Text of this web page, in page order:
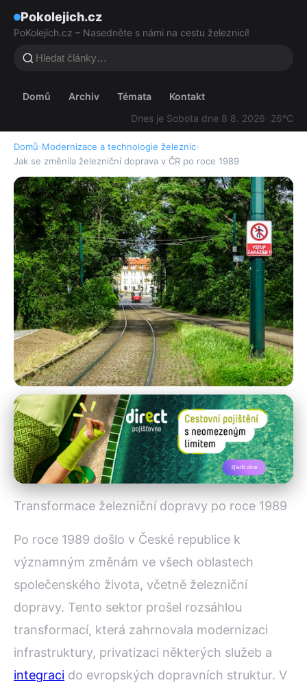
Pokolejich.cz
PoKolejích.cz – Nasedněte s námi na cestu železnicí!
Domů Archiv Témata
Kontakt
Dnes je Sobota dne 8 8. 2026· 26°C
Domů›Modernizace a technologie železnic›
Jak se změnila železniční doprava v ČR po roce 1989
Modernizace a technologie železnic
Jak se změnila železniční
doprava v ČR po roce 1989
Transformace železniční dopravy po roce 1989
Po roce 1989 došlo v České republice k
významným změnám ve všech oblastech
společenského života, včetně železniční
dopravy. Tento sektor prošel rozsáhlou
transformací, která zahrnovala modernizaci
infrastruktury, privatizaci některých služeb a
integraci do evropských dopravních struktur. V